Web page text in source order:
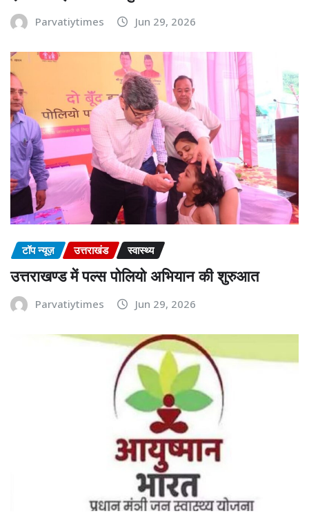
Parvatiytimes Jun 29, 2026
टॉप न्यूज़ उत्तराखंड स्वास्थ्य
उत्तराखण्ड में पल्स पोलियो अभियान की शुरुआत
Parvatiytimes Jun 29, 2026